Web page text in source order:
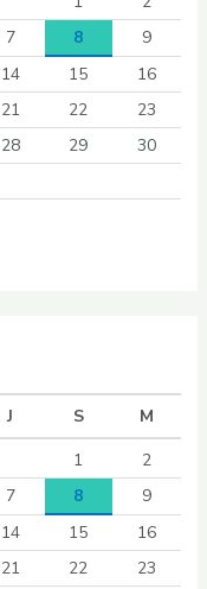
7 8
9
14 15
16
21 22
23
28 29
30
J S
M
1
2
7 8
9
14 15
16
21 22
23